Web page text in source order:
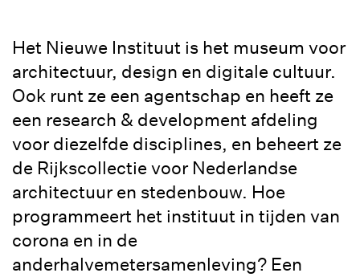
Het Nieuwe Instituut is het museum voor
architectuur, design en digitale cultuur.
Ook runt ze een agentschap en heeft ze
een research & development afdeling
voor diezelfde disciplines, en beheert ze
de Rijkscollectie voor Nederlandse
architectuur en stedenbouw. Hoe
programmeert het instituut in tijden van
corona en in de
anderhalvemetersamenleving? Een